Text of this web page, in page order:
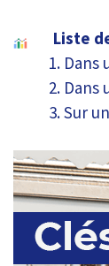
Liste
Dans
Dans
Sur